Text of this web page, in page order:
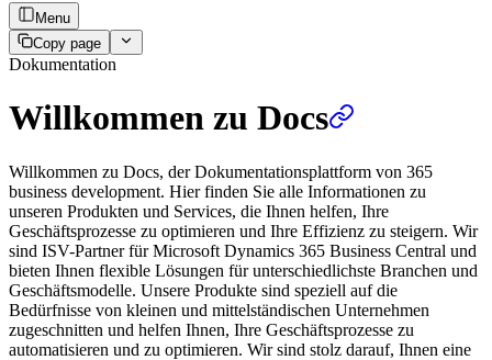
Menu
Copy page
Dokumentation
Willkommen zu Docs
Willkommen zu Docs, der Dokumentationsplattform von 365
business development. Hier finden Sie alle Informationen zu
unseren Produkten und Services, die Ihnen helfen, Ihre
Geschäftsprozesse zu optimieren und Ihre Effizienz zu steigern. Wir
sind ISV-Partner für Microsoft Dynamics 365 Business Central und
bieten Ihnen flexible Lösungen für unterschiedlichste Branchen und
Geschäftsmodelle. Unsere Produkte sind speziell auf die
Bedürfnisse von kleinen und mittelständischen Unternehmen
zugeschnitten und helfen Ihnen, Ihre Geschäftsprozesse zu
automatisieren und zu optimieren. Wir sind stolz darauf, Ihnen eine